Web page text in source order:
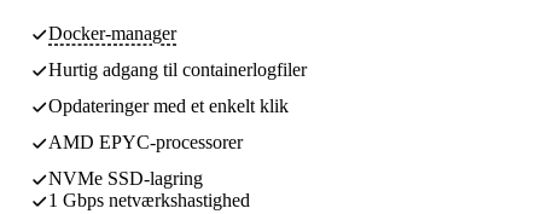
Docker-manager
Hurtig adgang til containerlogfiler
Opdateringer med et enkelt klik
AMD EPYC-processorer
NVMe SSD-lagring
1 Gbps netværkshastighed